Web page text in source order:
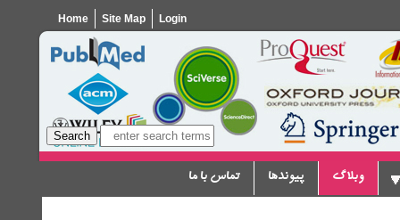
Home Site Map Login
وبلاگ پیوندها تماس با ما